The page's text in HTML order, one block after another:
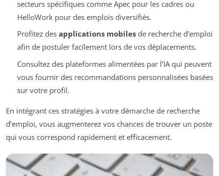
secteurs spécifiques comme Apec pour les cadres ou
HelloWork pour des emplois diversifiés.
Profitez des applications mobilesde recherche d’emploi
afin de postuler facilement lors de vos déplacements.
Consultez des plateformes alimentées par l’IA qui peuvent
vous fournir des recommandations personnalisées basées
sur votre profil.
En intégrant ces stratégies à votre démarche de recherche
d’emploi, vous augmenterez vos chances de trouver un poste
qui vous correspond rapidement et efficacement.